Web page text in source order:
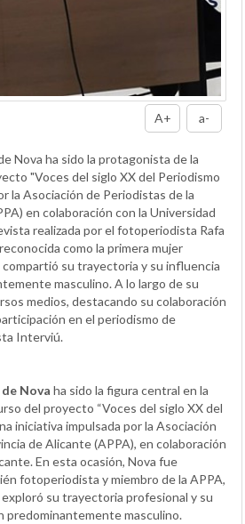
A+ a-
Nova ha sido la protagonista de la
"Voces del siglo XX del Periodismo
la Asociación de Periodistas de la
en colaboración con la Universidad
realizada por el fotoperiodista Rafa
como la primera mujer
su trayectoria y su influencia
masculino. A lo largo de su
medios, destacando su colaboración
en el periodismo de
Interviú.
Nova ha sido la figura central en la
del proyecto “Voces del siglo XX del
iniciativa impulsada por la Asociación
de Alicante (APPA), en colaboración
En esta ocasión, Nova fue
fotoperiodista y miembro de la APPA,
su trayectoria profesional y su
predominantemente masculino.